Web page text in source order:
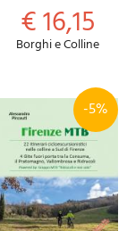
€ 16,15
Borghi e Colline
-5%